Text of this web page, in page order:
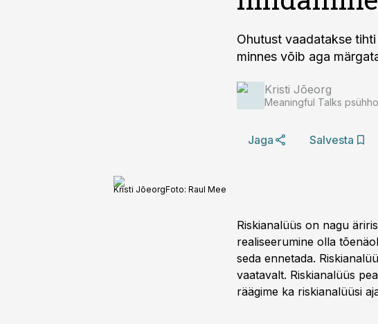
Ohutust vaadatakse
minnes võib aga
Kristi Jõeorg
Meaningful Talks
Jaga Salvesta
Kristi JõeorgFoto: Raul Mee
Riskianalüüs on nagu
realiseerumine olla
seda ennetada.
vaatavalt. Riskianalüüs
räägime ka riskianalüüsi